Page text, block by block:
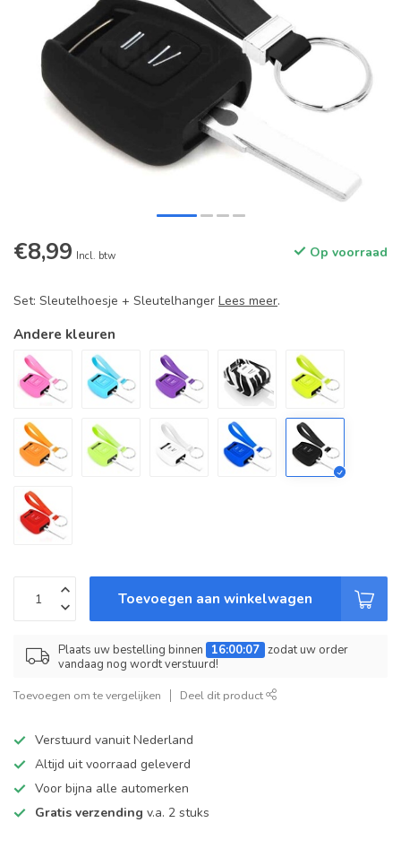
€8,99 Incl. btw Op voorraad
Set: Sleutelhoesje + Sleutelhanger Lees meer.
Andere kleuren
Toevoegen aan winkelwagen
Plaats uw bestelling binnen 16:00:07 zodat uw order
vandaag nog wordt verstuurd!
Toevoegen om te vergelijken Deel dit product
Verstuurd vanuit Nederland
Altijd uit voorraad geleverd
Voor bijna alle automerken
Gratis verzending v.a. 2 stuks